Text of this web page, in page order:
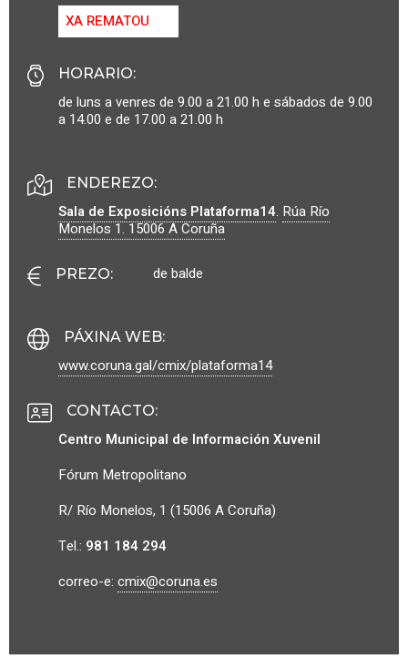
XA REMATOU
HORARIO:
de luns a venres de 9.00 a 21.00 h e sábados de 9.00
a 14.00 e de 17.00 a 21.00 h
ENDEREZO:
Sala de Exposicións Plataforma14. Rúa Río
Monelos 1.15006A Coruña
PREZO: de balde
PÁXINA WEB:
www.coruna.gal/cmix/plataforma14
CONTACTO:
Centro Municipal de Información Xuvenil
Fórum Metropolitano
R/ Río Monelos, 1 (15006 A Coruña)
Tel.: 981 184 294
correo-e: cmix@coruna.es